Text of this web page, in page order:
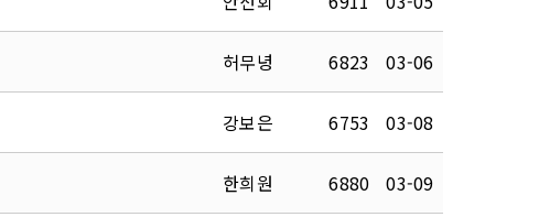
허무녕 6823 03-06
강보은 6753 03-08
한희원 6880 03-09